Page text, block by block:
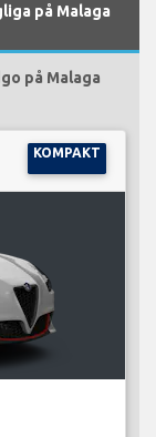
på Malaga
på Malaga
KOMPAKT